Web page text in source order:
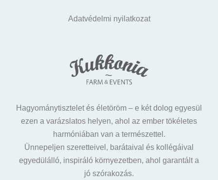
Adatvédelmi nyilatkozat
Hagyománytisztelet és életöröm – e két dolog egyesül
ezen a varázslatos helyen, ahol az ember tökéletes
harmóniában van a természettel.
Ünnepeljen szeretteivel, barátaival és kollégáival
egyedülálló, inspiráló környezetben, ahol garantált a
jó szórakozás.